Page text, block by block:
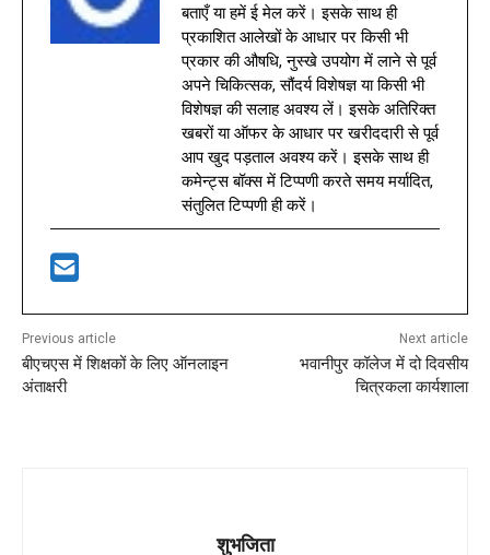
बताएँ या हमें ई मेल करें। इसके साथ ही
प्रकाशित आलेखों के आधार पर किसी भी
प्रकार की औषधि, नुस्खे उपयोग में लाने से पूर्व
अपने चिकित्सक, सौंदर्य विशेषज्ञ या किसी भी
विशेषज्ञ की सलाह अवश्य लें। इसके अतिरिक्त
खबरों या ऑफर के आधार पर खरीददारी से पूर्व
आप खुद पड़ताल अवश्य करें। इसके साथ ही
कमेन्ट्स बॉक्स में टिप्पणी करते समय मर्यादित,
संतुलित टिप्पणी ही करें।
Previous article
बीएचएस में शिक्षकों के लिए ऑनलाइन
अंताक्षरी
Next article
भवानीपुर कॉलेज में दो दिवसीय
चित्रकला कार्यशाला
शुभजिता